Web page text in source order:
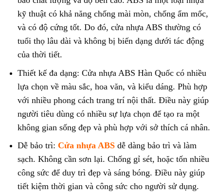
kỹ thuật có khả năng chống mài mòn, chống ẩm mốc,
và có độ cứng tốt. Do đó, cửa nhựa ABS thường có
tuổi thọ lâu dài và không bị biến dạng dưới tác động
của thời tiết.
Thiết kế đa dạng: Cửa nhựa ABS Hàn Quốc có nhiều
lựa chọn về màu sắc, hoa văn, và kiểu dáng. Phù hợp
với nhiều phong cách trang trí nội thất. Điều này giúp
người tiêu dùng có nhiều sự lựa chọn để tạo ra một
không gian sống đẹp và phù hợp với sở thích cá nhân.
Dễ bảo trì: Cửa nhựa ABSdễ dàng bảo trì và làm
sạch. Không cần sơn lại. Chống gỉ sét, hoặc tốn nhiều
công sức để duy trì đẹp và sáng bóng. Điều này giúp
tiết kiệm thời gian và công sức cho người sử dụng.